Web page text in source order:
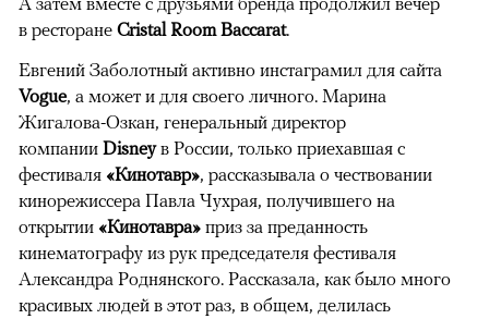
в ресторане Cristal Room Baccarat.
Евгений Заболотный активно инстаграмил для сайта
Vogue, а может и для своего личного. Марина
Жигалова-Озкан, генеральный директор
компании Disneyв России, только приехавшая с
фестиваля «Кинотавр», рассказывала о чествовании
кинорежиссера Павла Чухрая, получившего на
открытии «Кинотавра» приз за преданность
кинематографу из рук председателя фестиваля
Александра Роднянского. Рассказала, как было много
красивых людей в этот раз, в общем, делилась